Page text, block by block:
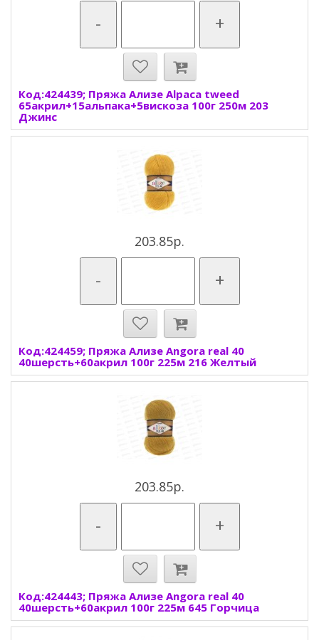
- +
Код:424439; Пряжа Ализе Alpaca tweed
65акрил+15альпака+5вискоза 100г 250м 203
Джинс
203.85р.
- +
Код:424459; Пряжа Ализе Angora real 40
40шерсть+60акрил 100г 225м 216 Желтый
203.85р.
- +
Код:424443; Пряжа Ализе Angora real 40
40шерсть+60акрил 100г 225м 645 Горчица